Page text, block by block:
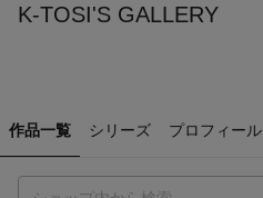
K-TOSI'S GALLERY
作品一覧 シリーズ プロフィール